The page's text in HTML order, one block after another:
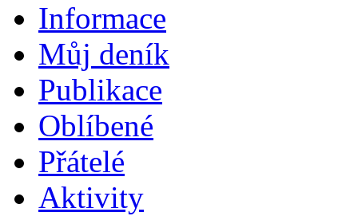
Informace
Můj deník
Publikace
Oblíbené
Přátelé
Aktivity